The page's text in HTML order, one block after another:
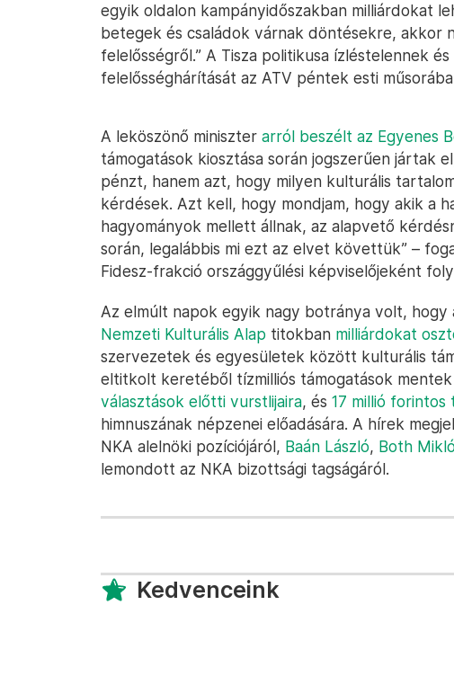
egyik oldalon kampányidőszakban milliárdokat
betegek és családok várnak döntésekre, akkor
felelősségről.” A Tisza politikusa ízléstelennek
felelősséghárítását az ATV péntek esti
A leköszönő miniszter arról beszélt az Egyenes
támogatások kiosztása során jogszerűen jártak
pénzt, hanem azt, hogy milyen kulturális
kérdések. Azt kell, hogy mondjam, hogy akik a
hagyományok mellett állnak, az alapvető
során, legalábbis mi ezt az elvet követtük” –
Fidesz-frakció országgyűlési képviselőjeként
Az elmúlt napok egyik nagy botránya volt, hogy
Nemzeti Kulturális Alap titokban milliárdokat
szervezetek és egyesületek között kulturális
eltitkolt keretéből tízmilliós támogatások
választások előtti vurstlijaira, és 17 millió forintos
himnuszának népzenei előadására. A hírek
NKA alelnöki pozíciójáról, Baán László, Both
lemondott az NKA bizottsági tagságáról.
Kedvenceink